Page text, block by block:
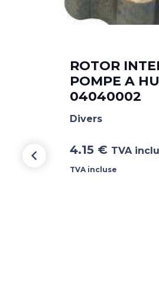
ROTOR
POMPE A
04040002
Divers
4.15 € TVA
TVA incluse